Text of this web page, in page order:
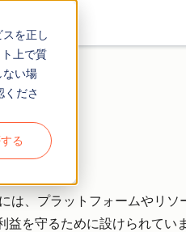
を正し
上で質
ない場
くださ
る
は、プラットフォームやリソ
益を守るために設けられてい